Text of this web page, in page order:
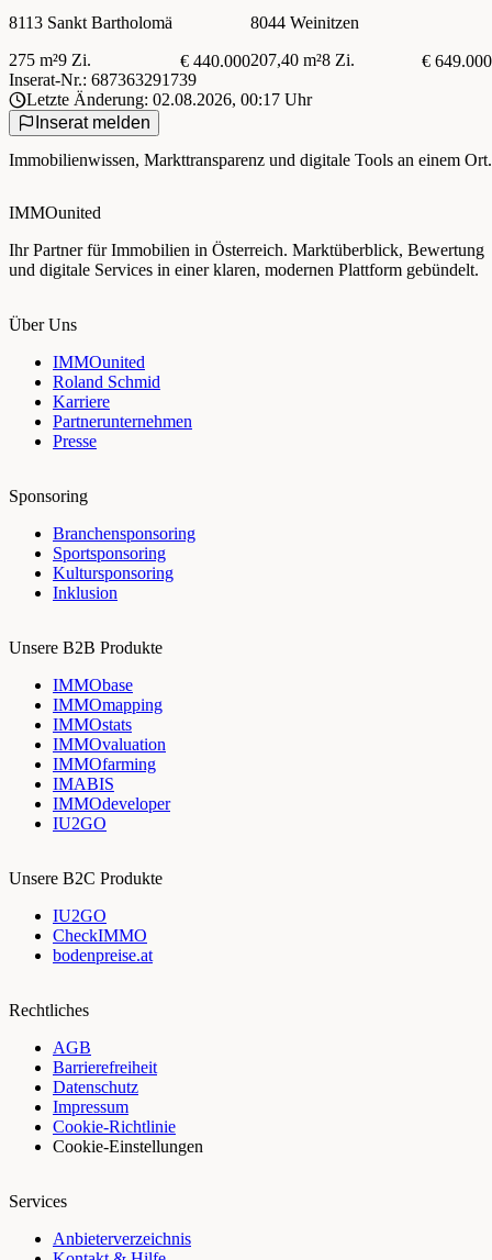
8113 Sankt Bartholomä
275 m²9 Zi. € 440.000
8044 Weinitzen
207,40 m²8 Zi.
€ 649.000
Inserat-Nr.: 687363291739
Letzte Änderung: 02.08.2026, 00:17 Uhr
Inserat melden
Immobilienwissen, Markttransparenz und digitale Tools an einem Ort.
IMMOunited
Ihr Partner für Immobilien in Österreich. Marktüberblick, Bewertung
und digitale Services in einer klaren, modernen Plattform gebündelt.
Über Uns
IMMOunited
Roland Schmid
Karriere
Partnerunternehmen
Presse
Sponsoring
Branchensponsoring
Sportsponsoring
Kultursponsoring
Inklusion
Unsere B2B Produkte
IMMObase
IMMOmapping
IMMOstats
IMMOvaluation
IMMOfarming
IMABIS
IMMOdeveloper
IU2GO
Unsere B2C Produkte
IU2GO
CheckIMMO
bodenpreise.at
Rechtliches
AGB
Barrierefreiheit
Datenschutz
Impressum
Cookie-Richtlinie
Cookie-Einstellungen
Services
Anbieterverzeichnis